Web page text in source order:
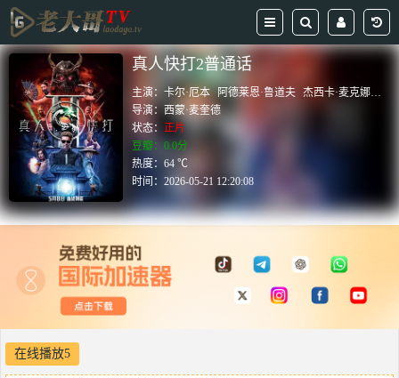
真人快打2普通话
主演：卡尔·厄本 阿德莱恩·鲁道夫 杰西卡·麦克娜美
导演： 西蒙·麦奎德
状态：正片
豆瓣：0.0分
热度：64 ℃
时间：2026-05-21 12:20:08
在线播放5